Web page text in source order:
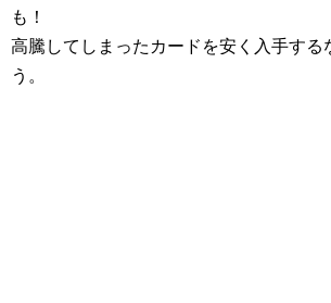
も！
高騰してしまったカードを安く入手する
う。